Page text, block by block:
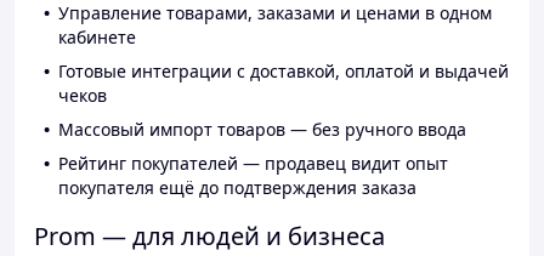
Управление товарами, заказами и ценами в одном
кабинете
Готовые интеграции с доставкой, оплатой и выдачей
чеков
Массовый импорт товаров — без ручного ввода
Рейтинг покупателей — продавец видит опыт
покупателя ещё до подтверждения заказа
Prom — для людей и бизнеса